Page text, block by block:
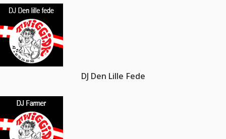
DJ Den Lille Fede